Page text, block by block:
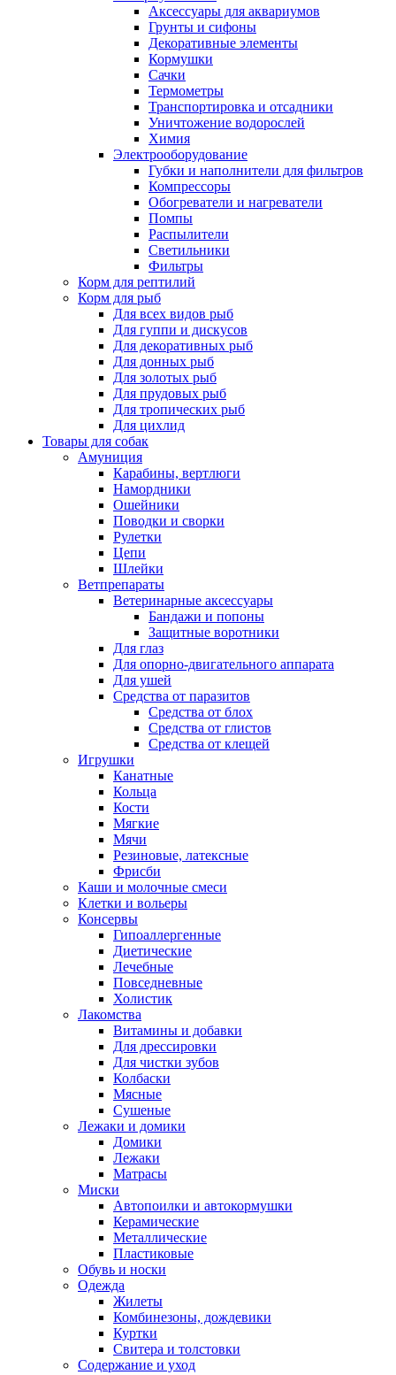
Аксессуары для аквариумов
Грунты и сифоны
Декоративные элементы
Кормушки
Сачки
Термометры
Транспортировка и отсадники
Уничтожение водорослей
Химия
Электрооборудование
Губки и наполнители для фильтров
Компрессоры
Обогреватели и нагреватели
Помпы
Распылители
Светильники
Фильтры
Корм для рептилий
Корм для рыб
Для всех видов рыб
Для гуппи и дискусов
Для декоративных рыб
Для донных рыб
Для золотых рыб
Для прудовых рыб
Для тропических рыб
Для цихлид
Товары для собак
Амуниция
Карабины, вертлюги
Намордники
Ошейники
Поводки и сворки
Рулетки
Цепи
Шлейки
Ветпрепараты
Ветеринарные аксессуары
Бандажи и попоны
Защитные воротники
Для глаз
Для опорно-двигательного аппарата
Для ушей
Средства от паразитов
Средства от блох
Средства от глистов
Средства от клещей
Игрушки
Канатные
Кольца
Кости
Мягкие
Мячи
Резиновые, латексные
Фрисби
Каши и молочные смеси
Клетки и вольеры
Консервы
Гипоаллергенные
Диетические
Лечебные
Повседневные
Холистик
Лакомства
Витамины и добавки
Для дрессировки
Для чистки зубов
Колбаски
Мясные
Сушеные
Лежаки и домики
Домики
Лежаки
Матрасы
Миски
Автопоилки и автокормушки
Керамические
Металлические
Пластиковые
Обувь и носки
Одежда
Жилеты
Комбинезоны, дождевики
Куртки
Свитера и толстовки
Содержание и уход